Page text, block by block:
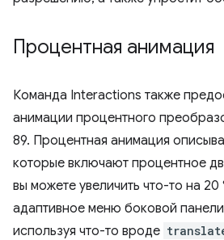
Процентная анимация
Команда Interactions также
анимации процентного
89. Процентная анимация
которые включают процентное
вы можете увеличить что-то на 20
адаптивное меню боковой
используя что-то вроде